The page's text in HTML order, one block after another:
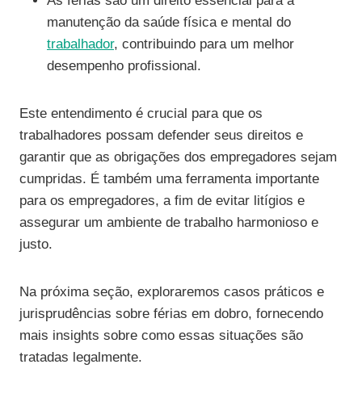
manutenção da saúde física e mental do
trabalhador, contribuindo para um melhor
desempenho profissional.
Este entendimento é crucial para que os
trabalhadores possam defender seus direitos e
garantir que as obrigações dos empregadores sejam
cumpridas. É também uma ferramenta importante
para os empregadores, a fim de evitar litígios e
assegurar um ambiente de trabalho harmonioso e
justo.
Na próxima seção, exploraremos casos práticos e
jurisprudências sobre férias em dobro, fornecendo
mais insights sobre como essas situações são
tratadas legalmente.